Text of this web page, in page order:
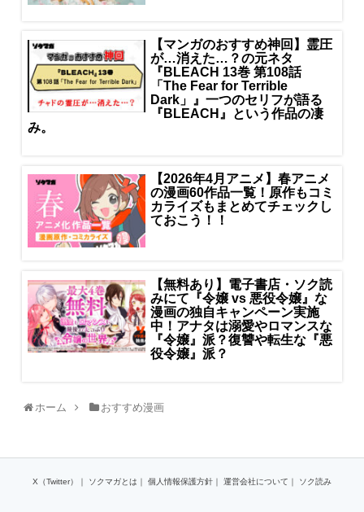
【マンガのおすすめ神回】霊圧
が…消えた…？の元ネタ
『BLEACH 13巻 第108話
「The Fear for Terrible
Dark」』一つのセリフが語る
『BLEACH』という作品の凄
み。
【2026年4月アニメ】春アニメ
の漫画60作品一覧！原作もコミ
カライズもまとめてチェックし
ておこう！！
【無料あり】電子書店・ソク読
みにて『令嬢 vs 悪役令嬢』な
漫画の独自キャンペーン実施
中！アナタは溺愛やロマンスな
『令嬢』派？復讐や転生な『悪
役令嬢』派？
ホーム おすすめ漫画
X（Twitter） ｜ ソクマガとは ｜ 個人情報保護方針 ｜ 運営会社について ｜ ソク読み